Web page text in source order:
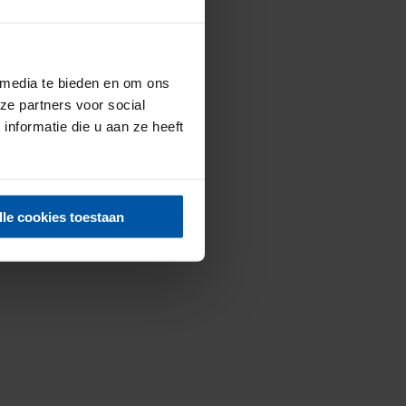
te bieden en om ons
partners voor social
die u aan ze heeft
cookies toestaan